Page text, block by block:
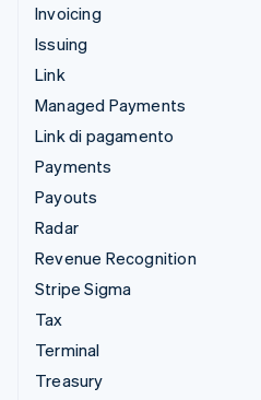
Invoicing
Issuing
Link
Managed Payments
Link di pagamento
Payments
Payouts
Radar
Revenue Recognition
Stripe Sigma
Tax
Terminal
Treasury